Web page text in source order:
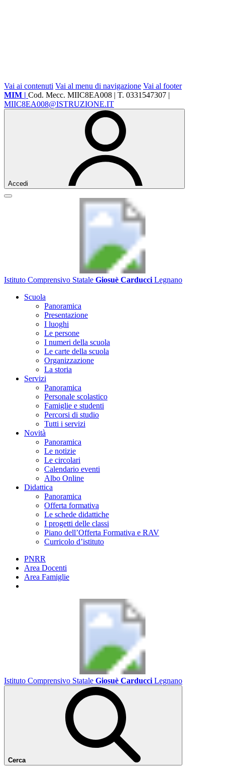
Vai ai contenuti Vai al menu di navigazione Vai al footer
MIM | Cod. Mecc. MIIC8EA008 | T. 0331547307 |
MIIC8EA008@ISTRUZIONE.IT
Accedi
Istituto Comprensivo Statale Giosuè Carducci Legnano
Scuola
Panoramica
Presentazione
I luoghi
Le persone
I numeri della scuola
Le carte della scuola
Organizzazione
La storia
Servizi
Panoramica
Personale scolastico
Famiglie e studenti
Percorsi di studio
Tutti i servizi
Novità
Panoramica
Le notizie
Le circolari
Calendario eventi
Albo Online
Didattica
Panoramica
Offerta formativa
Le schede didattiche
I progetti delle classi
Piano dell’Offerta Formativa e RAV
Curricolo d’istituto
PNRR
Area Docenti
Area Famiglie
Istituto Comprensivo Statale Giosuè Carducci Legnano
Cerca